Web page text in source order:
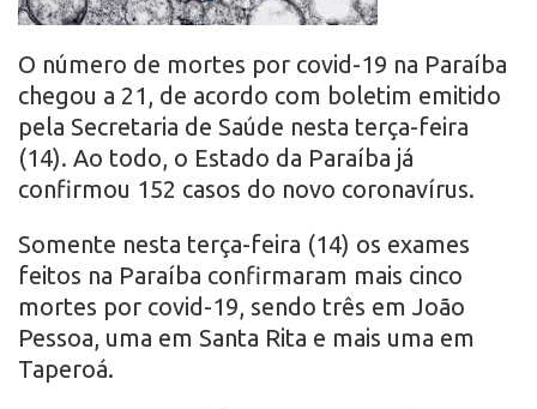
O número de mortes por covid-19 na Paraíba
chegou a 21, de acordo com boletim emitido
pela Secretaria de Saúde nesta terça-feira
(14). Ao todo, o Estado da Paraíba já
confirmou 152 casos do novo coronavírus.
Somente nesta terça-feira (14) os exames
feitos na Paraíba confirmaram mais cinco
mortes por covid-19, sendo três em João
Pessoa, uma em Santa Rita e mais uma em
Taperoá.